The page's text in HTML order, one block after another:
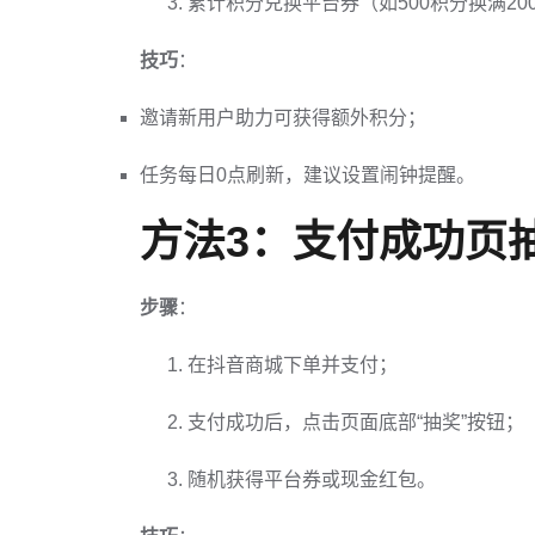
技巧：
邀请新用户助力可获得额外积分；
任务每日0点刷新，建议设置闹钟提醒。
方法3：支付成功页
步骤：
在抖音商城下单并支付；
支付成功后，点击页面底部“抽奖”按钮；
随机获得平台券或现金红包。